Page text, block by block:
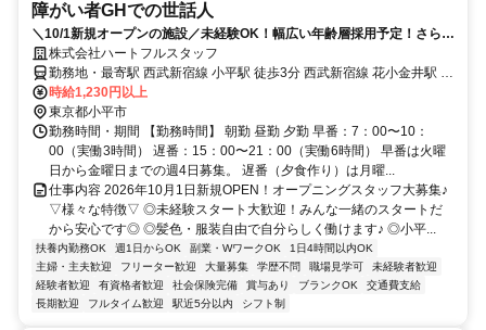
障がい者GHでの世話人
＼10/1新規オープンの施設／未経験OK！幅広い年齢層採用予定！さらに
各種手当あり！勤務時間・日数選べる！
株式会社ハートフルスタッフ
勤務地・最寄駅 西武新宿線 小平駅 徒歩3分 西武新宿線 花小金井駅 西
武多摩湖線 青梅街道駅
時給1,230円以上
東京都小平市
勤務時間・期間 【勤務時間】 朝勤 昼勤 夕勤 早番：7：00〜10：
00（実働3時間） 遅番：15：00〜21：00（実働6時間） 早番は火曜
日から金曜日までの週4日募集。 遅番（夕食作り）は月曜...
仕事内容 2026年10月1日新規OPEN！オープニングスタッフ大募集♪
▽様々な特徴▽ ◎未経験スタート大歓迎！みんな一緒のスタートだ
から安心です◎ ◎髪色・服装自由で自分らしく働けます♪ ◎小平...
扶養内勤務OK 週1日からOK 副業・WワークOK
1日4時間以内OK
主婦・主夫歓迎
フリーター歓迎 大量募集 学歴不問 職場見学可
未経験者歓迎
経験者歓迎
有資格者歓迎 社会保険完備 賞与あり ブランクOK
交通費支給
長期歓迎
フルタイム歓迎 駅近5分以内 シフト制